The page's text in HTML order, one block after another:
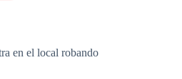
en el local robando